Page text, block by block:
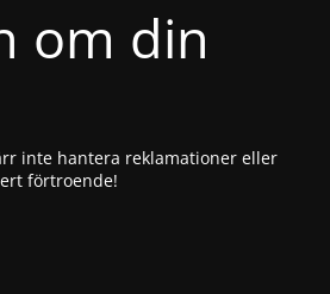
om din
inte hantera reklamationer eller
förtroende!